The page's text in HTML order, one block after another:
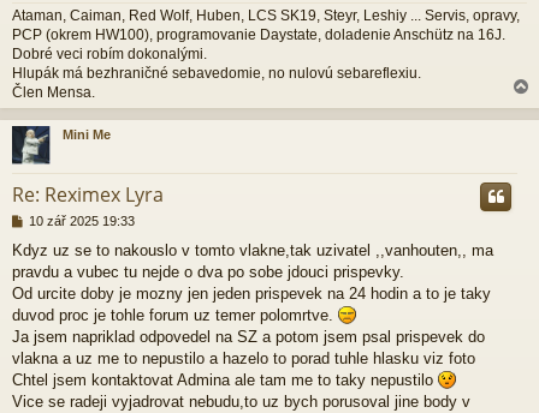
k
Ataman, Caiman, Red Wolf, Huben, LCS SK19, Steyr, Leshiy ... Servis, opravy,
PCP (okrem HW100), programovanie Daystate, doladenie Anschütz na 16J.
Dobré veci robím dokonalými.
Hlupák má bezhraničné sebavedomie, no nulovú sebareflexiu.
Člen Mensa.
a
h
Mini Me
Re: Reximex Lyra
P
í
s
p
ě
e
k
10 zář 2025 19:33
Kdyz uz se to nakouslo v tomto vlakne,tak uzivatel ,,vanhouten,, ma
pravdu a vubec tu nejde o dva po sobe jdouci prispevky.
Od urcite doby je mozny jen jeden prispevek na 24 hodin a to je taky
duvod proc je tohle forum uz temer polomrtve.
Ja jsem napriklad odpovedel na SZ a potom jsem psal prispevek do
vlakna a uz me to nepustilo a hazelo to porad tuhle hlasku viz foto
Chtel jsem kontaktovat Admina ale tam me to taky nepustilo
Vice se radeji vyjadrovat nebudu,to uz bych porusoval jine body v